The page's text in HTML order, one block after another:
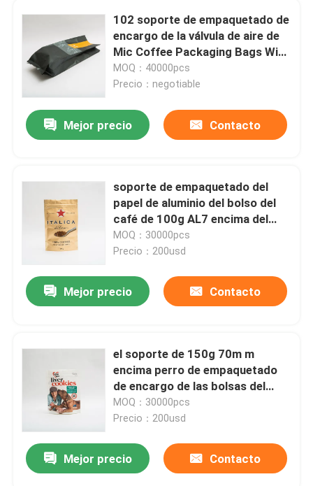
102 soporte de empaquetado de
encargo de la válvula de aire de
Mic Coffee Packaging Bags With
500g encima de bolsas
MOQ：40000pcs
Precio：negotiable
Mejor precio Contacto
soporte de empaquetado del
papel de aluminio del bolso del
café de 100g AL7 encima del
café de encargo Bean Bags
MOQ：30000pcs
Precio：200usd
Mejor precio Contacto
el soporte de 150g 70m m
encima perro de empaquetado
de encargo de las bolsas del
pequeño trata bolsos de
empaquetado
MOQ：30000pcs
Precio：200usd
Mejor precio Contacto